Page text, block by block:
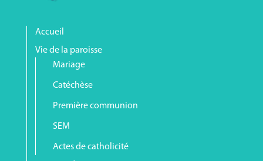
Accueil
Vie de la paroisse
Mariage
Catéchèse
Première communion
SEM
Actes de catholicité